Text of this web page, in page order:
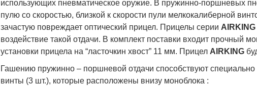
использующих пневматическое оружие. В пружинно-поршневых
пулю со скоростью, близкой к скорости пули мелкокалиберной
зачастую повреждает оптический прицел. Прицелы серии AIRKING
воздействие такой отдачи. В комплект поставки входит прочный
установки прицела на “ласточкин хвост” 11 мм. Прицел AIRKING
Гашению пружинно – поршневой отдачи способствуют
винты (3 шт.), которые расположены внизу моноблока :